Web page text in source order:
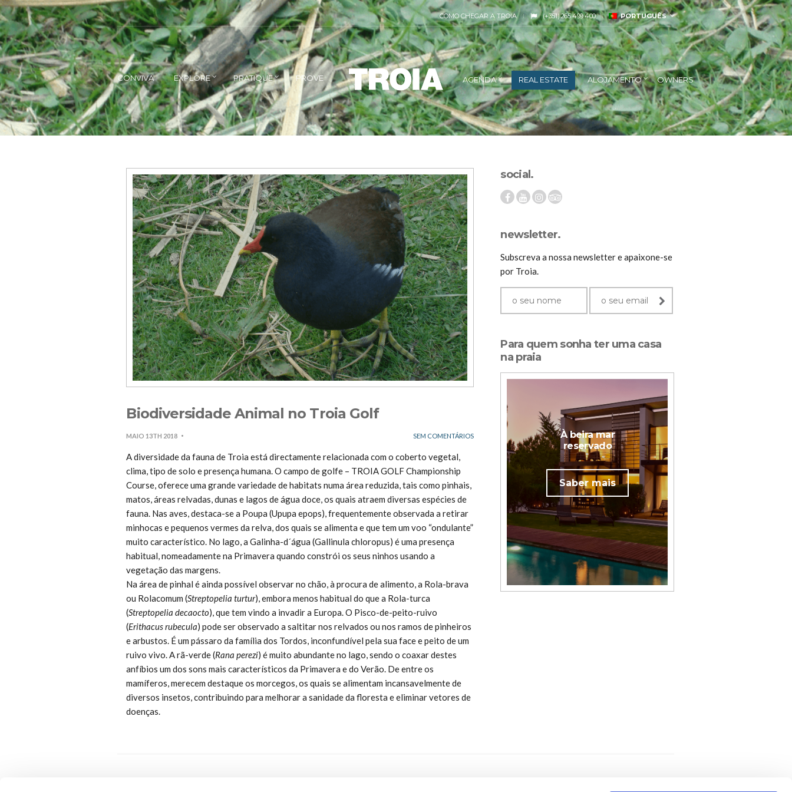
COMO CHEGAR A TROIA (+351) 265 499 400 PORTUGUÊS
CONVIVA EXPLORE PRATIQUE PROVE AGENDA REAL ESTATE ALOJAMENTO OWNERS
Biodiversidade Animal no Troia Golf
MAIO 13TH 2018 SEM COMENTÁRIOS
A diversidade da fauna de Troia está directamente relacionada com o coberto vegetal,
clima, tipo de solo e presença humana. O campo de golfe – TROIA GOLF Championship
Course, oferece uma grande variedade de habitats numa área reduzida, tais como pinhais,
matos, áreas relvadas, dunas e lagos de água doce, os quais atraem diversas espécies de
fauna. Nas aves, destaca-se a Poupa (Upupa epops), frequentemente observada a retirar
minhocas e pequenos vermes da relva, dos quais se alimenta e que tem um voo “ondulante”
muito característico. No lago, a Galinha-d´água (Gallinula chloropus) é uma presença
habitual, nomeadamente na Primavera quando constrói os seus ninhos usando a
vegetação das margens.
Na área de pinhal é ainda possível observar no chão, à procura de alimento, a Rola-brava
ou Rolacomum (Streptopelia turtur), embora menos habitual do que a Rola-turca
(Streptopelia decaocto), que tem vindo a invadir a Europa. O Pisco-de-peito-ruivo
(Erithacus rubecula) pode ser observado a saltitar nos relvados ou nos ramos de pinheiros
e arbustos. É um pássaro da família dos Tordos, inconfundível pela sua face e peito de um
ruivo vivo. A rã-verde (Rana perezi) é muito abundante no lago, sendo o coaxar destes
anfíbios um dos sons mais característicos da Primavera e do Verão. De entre os
mamíferos, merecem destaque os morcegos, os quais se alimentam incansavelmente de
diversos insetos, contribuindo para melhorar a sanidade da floresta e eliminar vetores de
doenças.
social.
newsletter.
Subscreva a nossa newsletter e apaixone-se
por Troia.
Para quem sonha ter uma casa
na praia
À beira mar
reservado
Saber mais